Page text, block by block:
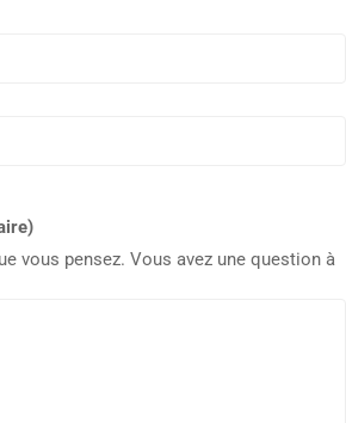
vous pensez. Vous avez une question à